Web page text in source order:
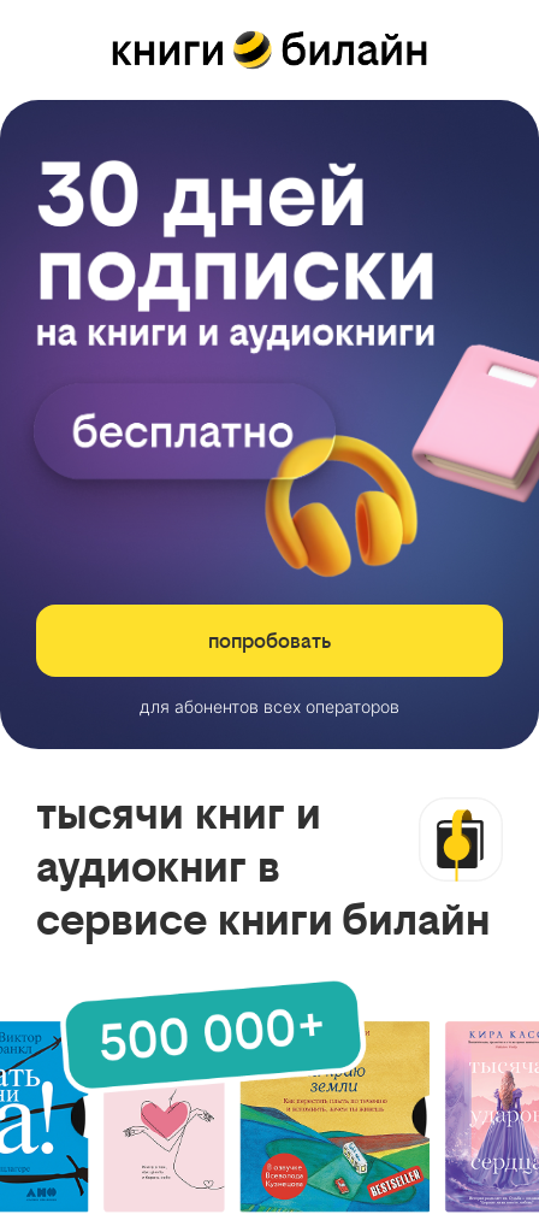
попробовать
для абонентов всех операторов
тысячи книг и
аудиокниг в
сервисе книги билайн